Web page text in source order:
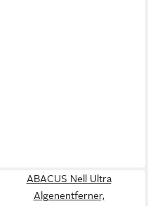
ABACUS Nell Ultra
Algenentferner,